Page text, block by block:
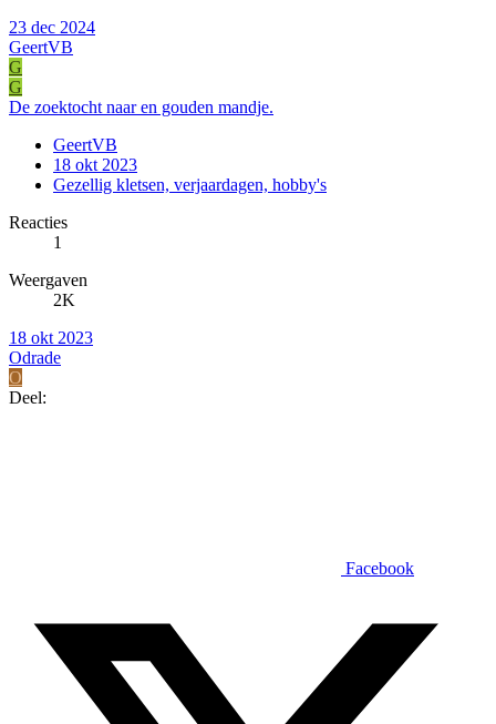
23 dec 2024
GeertVB
G
G
De zoektocht naar en gouden mandje.
GeertVB
18 okt 2023
Gezellig kletsen, verjaardagen, hobby's
Reacties
1
Weergaven
2K
18 okt 2023
Odrade
O
Deel:
Facebook